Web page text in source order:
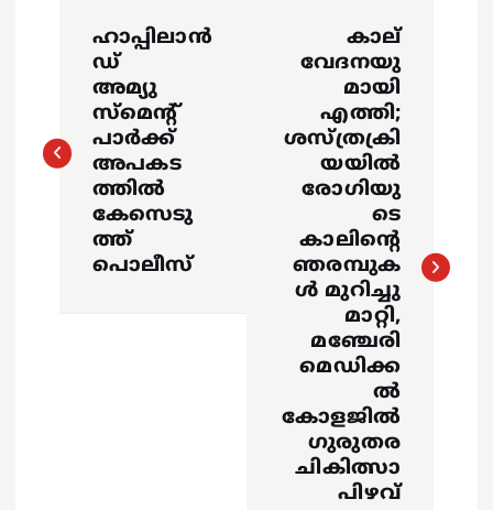
s
t
ഹാപ്പിലാൻ
ഡ്
അമ്യു
സ്മെന്റ്
പാർക്ക്
അപകട
ത്തിൽ
കേസെടു
ത്ത്
പൊലീസ്
കാല്
വേദനയു
മായി
എത്തി;
ശസ്ത്രക്രി
യയിൽ
രോഗിയു
ടെ
കാലിന്റെ
ഞരമ്പുക
ൾ മുറിച്ചു
മാറ്റി,
മഞ്ചേരി
മെഡിക്ക
ൽ
കോളജിൽ
ഗുരുതര
ചികിത്സാ
പിഴവ്